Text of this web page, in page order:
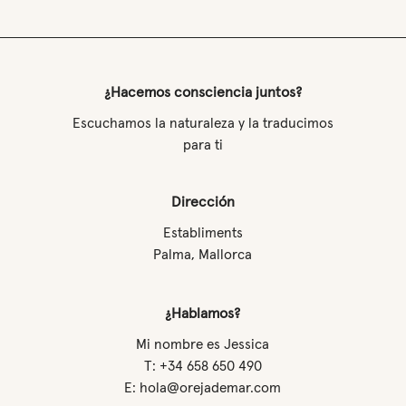
¿Hacemos consciencia juntos?
Escuchamos la naturaleza y la traducimos
para ti
Dirección
Establiments
Palma, Mallorca
¿Hablamos?
Mi nombre es Jessica
T: +34 658 650 490
E: hola@orejademar.com